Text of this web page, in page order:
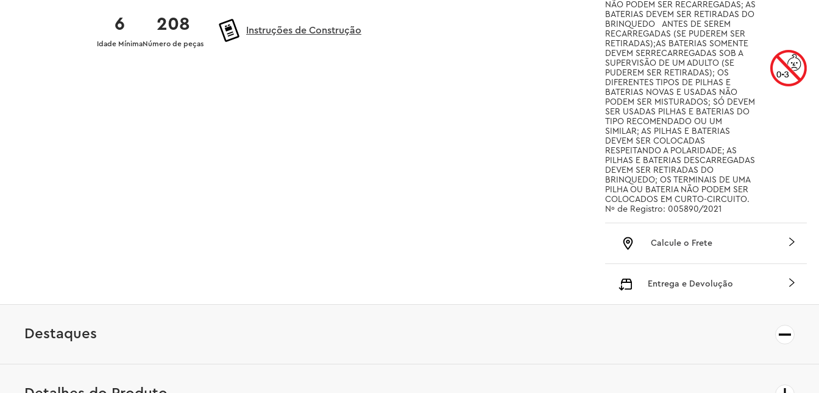
208
Número de peças
6
Idade Mínima
Instruções de Construção
NÃO PODEM SER RECARREGADAS; AS
BATERIAS DEVEM SER RETIRADAS DO
BRINQUEDO   ANTES DE SEREM
RECARREGADAS (SE PUDEREM SER
RETIRADAS);AS BATERIAS SOMENTE
DEVEM SERRECARREGADAS SOB A
SUPERVISÃO DE UM ADULTO (SE
PUDEREM SER RETIRADAS); OS
DIFERENTES TIPOS DE PILHAS E
BATERIAS NOVAS E USADAS NÃO
PODEM SER MISTURADOS; SÓ DEVEM
SER USADAS PILHAS E BATERIAS DO
TIPO RECOMENDADO OU UM
SIMILAR; AS PILHAS E BATERIAS
DEVEM SER COLOCADAS
RESPEITANDO A POLARIDADE; AS
PILHAS E BATERIAS DESCARREGADAS
DEVEM SER RETIRADAS DO
BRINQUEDO; OS TERMINAIS DE UMA
PILHA OU BATERIA NÃO PODEM SER
COLOCADOS EM CURTO-CIRCUITO.
Nº de Registro: 005890/2021
Calcule o Frete
Entrega e Devolução
Destaques